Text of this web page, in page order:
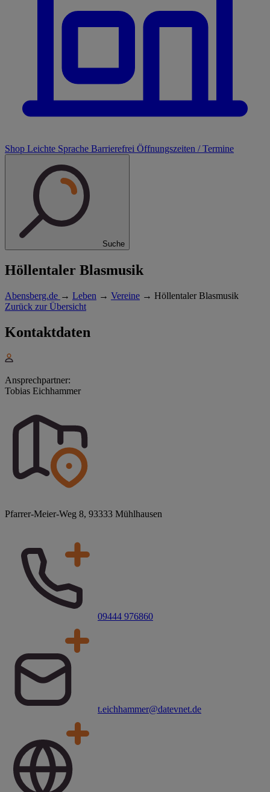
Shop Leichte Sprache Barrierefrei Öffnungszeiten / Termine
Suche
Höllentaler Blasmusik
Abensberg.de → Leben → Vereine → Höllentaler Blasmusik
Zurück zur Übersicht
Kontaktdaten
Ansprechpartner:
Tobias Eichhammer
Pfarrer-Meier-Weg 8, 93333 Mühlhausen
09444 976860
t.eichhammer@datevnet.de